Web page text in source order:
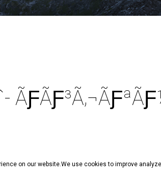
on our website.We use cookies to improve analyze